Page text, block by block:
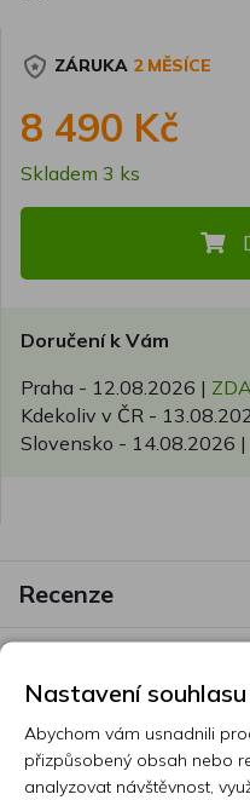
ZÁRUKA 2 MĚSÍCE
8 490 Kč
Skladem 3 ks
Doručení k Vám
Praha - 12.08.2026 |
Kdekoliv v ČR -
Slovensko - 14.08.2026 |
Recenze
Zatím nebylo
Nastavení
Abychom vám usnadnili
přizpůsobený obsah nebo
analyzovat návštěvnost,